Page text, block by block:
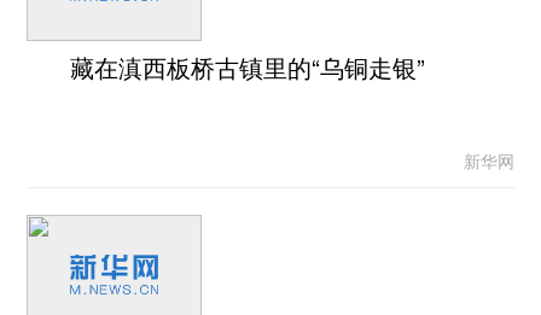
藏在滇西板桥古镇里的“乌铜走银”
新华网